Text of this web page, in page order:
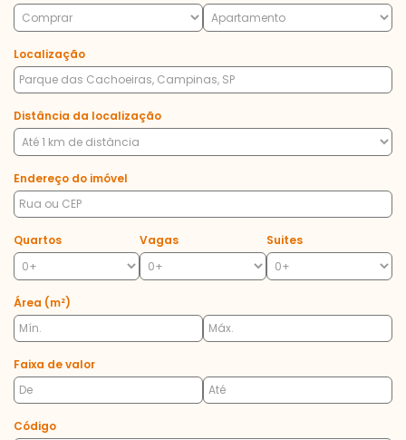
Localização
Distância da localização
Endereço do imóvel
Quartos Vagas Suites
Área (m²)
Faixa de valor
Código